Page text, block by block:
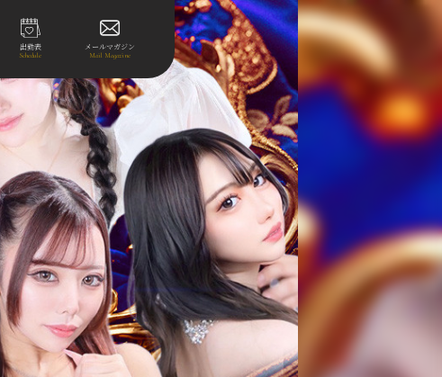
出勤表
Schedule
メールマガジン
Mail Magazine